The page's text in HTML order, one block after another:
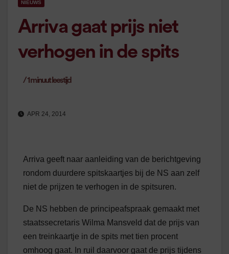
NIEUWS
Arriva gaat prijs niet
verhogen in de spits
/1 minuut leestijd
APR 24, 2014
Arriva geeft naar aanleiding van de berichtgeving
rondom duurdere spitskaartjes bij de NS aan zelf
niet de prijzen te verhogen in de spitsuren.
De NS hebben de principeafspraak gemaakt met
staatssecretaris Wilma Mansveld dat de prijs van
een treinkaartje in de spits met tien procent
omhoog gaat. In ruil daarvoor gaat de prijs tijdens